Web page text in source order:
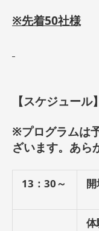
※先着50社様
【スケジュール】
※プログラムは
ざいます。あら
13：30～